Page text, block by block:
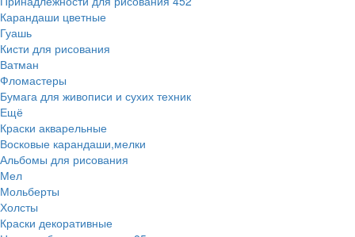
Карандаши цветные
Гуашь
Кисти для рисования
Ватман
Фломастеры
Бумага для живописи и сухих техник
Ещё
Краски акварельные
Восковые карандаши,мелки
Альбомы для рисования
Мел
Мольберты
Холсты
Краски декоративные